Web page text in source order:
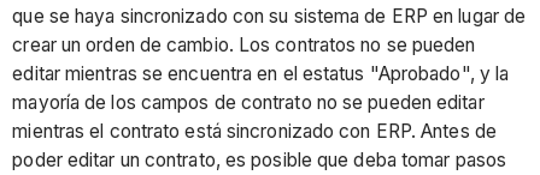
que se haya sincronizado con su sistema de ERP en lugar de
crear un orden de cambio. Los contratos no se pueden
editar mientras se encuentra en el estatus "Aprobado", y la
mayoría de los campos de contrato no se pueden editar
mientras el contrato está sincronizado con ERP. Antes de
poder editar un contrato, es posible que deba tomar pasos